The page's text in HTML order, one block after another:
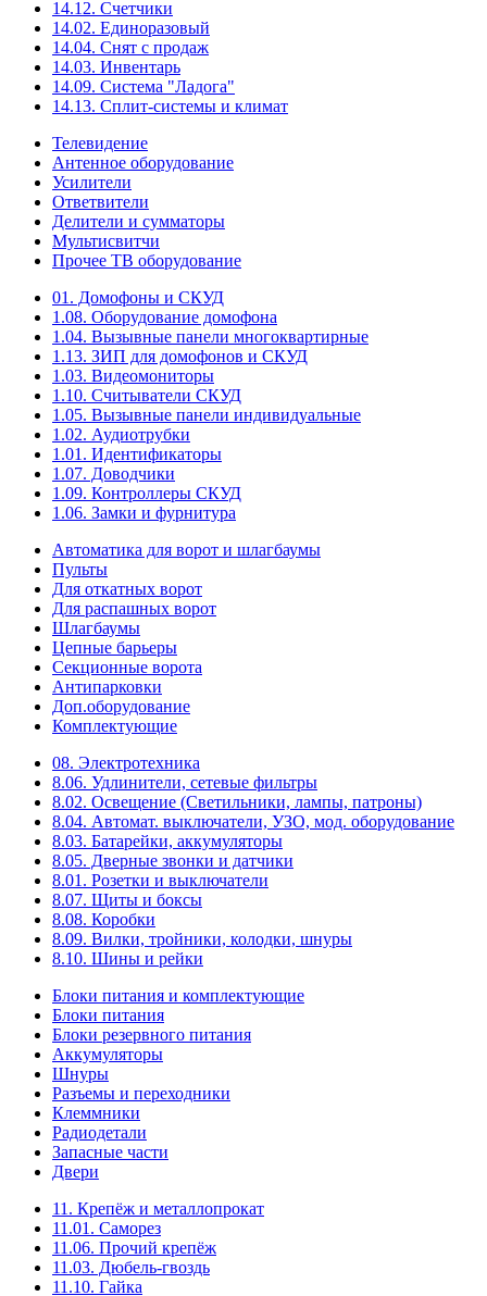
14.12. Счетчики
14.02. Единоразовый
14.04. Снят с продаж
14.03. Инвентарь
14.09. Система "Ладога"
14.13. Сплит-системы и климат
Телевидение
Антенное оборудование
Усилители
Ответвители
Делители и сумматоры
Мультисвитчи
Прочее ТВ оборудование
01. Домофоны и СКУД
1.08. Оборудование домофона
1.04. Вызывные панели многоквартирные
1.13. ЗИП для домофонов и СКУД
1.03. Видеомониторы
1.10. Считыватели СКУД
1.05. Вызывные панели индивидуальные
1.02. Аудиотрубки
1.01. Идентификаторы
1.07. Доводчики
1.09. Контроллеры СКУД
1.06. Замки и фурнитура
Автоматика для ворот и шлагбаумы
Пульты
Для откатных ворот
Для распашных ворот
Шлагбаумы
Цепные барьеры
Секционные ворота
Антипарковки
Доп.оборудование
Комплектующие
08. Электротехника
8.06. Удлинители, сетевые фильтры
8.02. Освещение (Светильники, лампы, патроны)
8.04. Автомат. выключатели, УЗО, мод. оборудование
8.03. Батарейки, аккумуляторы
8.05. Дверные звонки и датчики
8.01. Розетки и выключатели
8.07. Щиты и боксы
8.08. Коробки
8.09. Вилки, тройники, колодки, шнуры
8.10. Шины и рейки
Блоки питания и комплектующие
Блоки питания
Блоки резервного питания
Аккумуляторы
Шнуры
Разъемы и переходники
Клеммники
Радиодетали
Запасные части
Двери
11. Крепёж и металлопрокат
11.01. Саморез
11.06. Прочий крепёж
11.03. Дюбель-гвоздь
11.10. Гайка